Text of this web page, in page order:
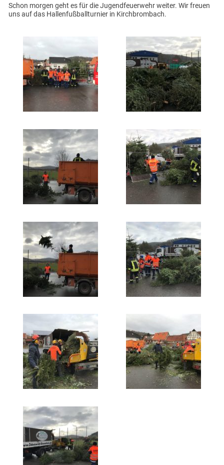
Schon morgen geht es für die Jugendfeuerwehr weiter. Wir freuen
uns auf das Hallenfußballturnier in Kirchbrombach.